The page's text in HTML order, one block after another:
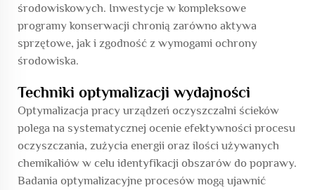
środowiskowych. Inwestycje w kompleksowe
programy konserwacji chronią zarówno aktywa
sprzętowe, jak i zgodność z wymogami ochrony
środowiska.
Techniki optymalizacji wydajności
Optymalizacja pracy urządzeń oczyszczalni ścieków
polega na systematycznej ocenie efektywności procesu
oczyszczania, zużycia energii oraz ilości używanych
chemikaliów w celu identyfikacji obszarów do poprawy.
Badania optymalizacyjne procesów mogą ujawnić